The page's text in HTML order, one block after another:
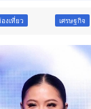
กิจ บันเทิง